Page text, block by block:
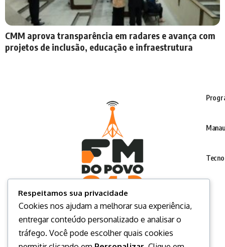
CMM aprova transparência em radares e avança com
projetos de inclusão, educação e infraestrutura
Respeitamos sua privacidade
Cookies nos ajudam a melhorar sua experiência,
entregar conteúdo personalizado e analisar o
tráfego. Você pode escolher quais cookies